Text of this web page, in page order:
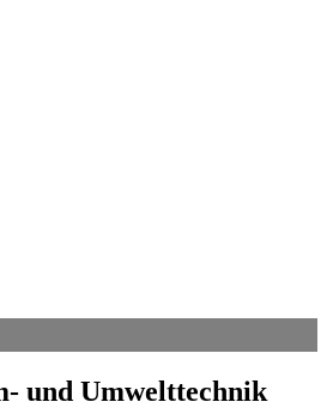
und Umwelttechnik